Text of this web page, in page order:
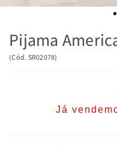
Pijama
(Cód. SR02078)
Já